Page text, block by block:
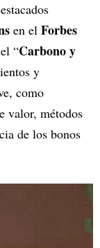
en el Forbes
“Carbono y
y
como
valor, métodos
de los bonos